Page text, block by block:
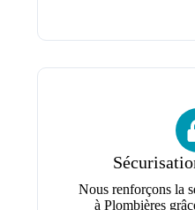
Nous renforçons la
à Plombières